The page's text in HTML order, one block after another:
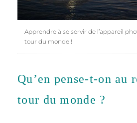
Apprendre à se servir de l’appareil
tour du monde !
Qu’en pense-t-on au
tour du monde ?